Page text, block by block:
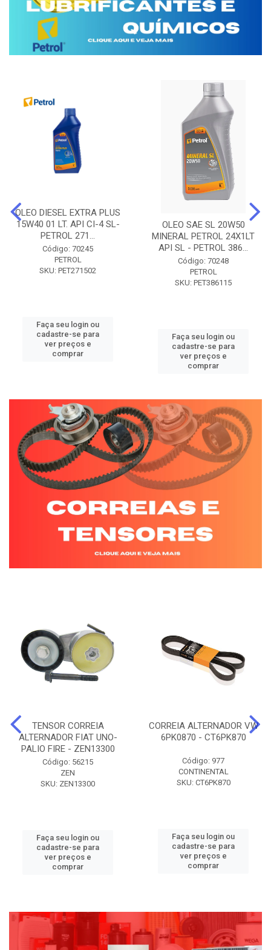
OLEO DIESEL EXTRA PLUS
15W40 01 LT. API CI-4 SL-
PETROL 271...
Código: 70245
PETROL
SKU: PET271502
Faça seu login ou
cadastre-se para
ver preços e
comprar
OLEO SAE SL 20W50
MINERAL PETROL 24X1LT
API SL - PETROL 386...
Código: 70248
PETROL
SKU: PET386115
Faça seu login ou
cadastre-se para
ver preços e
comprar
TENSOR CORREIA
ALTERNADOR FIAT UNO-
PALIO FIRE - ZEN13300
Código: 56215
ZEN
SKU: ZEN13300
Faça seu login ou
cadastre-se para
ver preços e
comprar
CORREIA ALTERNADOR VW
6PK0870 - CT6PK870
Código: 977
CONTINENTAL
SKU: CT6PK870
Faça seu login ou
cadastre-se para
ver preços e
comprar